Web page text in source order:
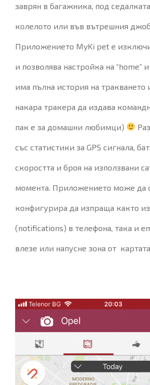
заврян в багажника, под
колелото или във вътрешния джоб
Приложението MyKi pet е
и позволява настройка на “home” и
има пълна история на
накара тракера да издава
пак е за домашни любимци)
със статистики за GPS сигнала,
скоростта и броя на използвани
момента. Приложението може да
конфигурира да изпраща както
(notifications) в телефона, така и
влезе или напусне зона от картата.